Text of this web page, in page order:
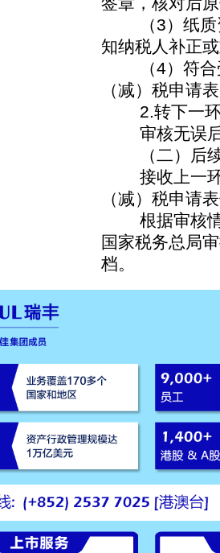
（3）纸质资
知纳税人补正
（4）符合受
（减）税申请
2.转下一环
审核无误后
（二）后续
接收上一环
（减）税申请
根据审核情
国家税务总局
档。